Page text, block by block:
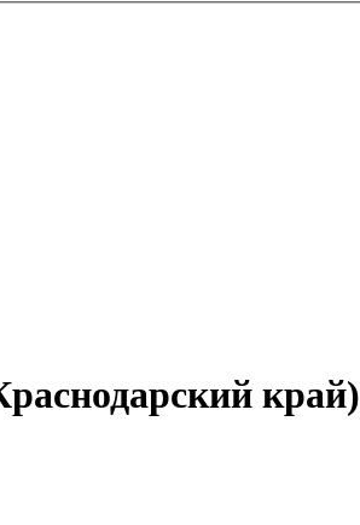
край)